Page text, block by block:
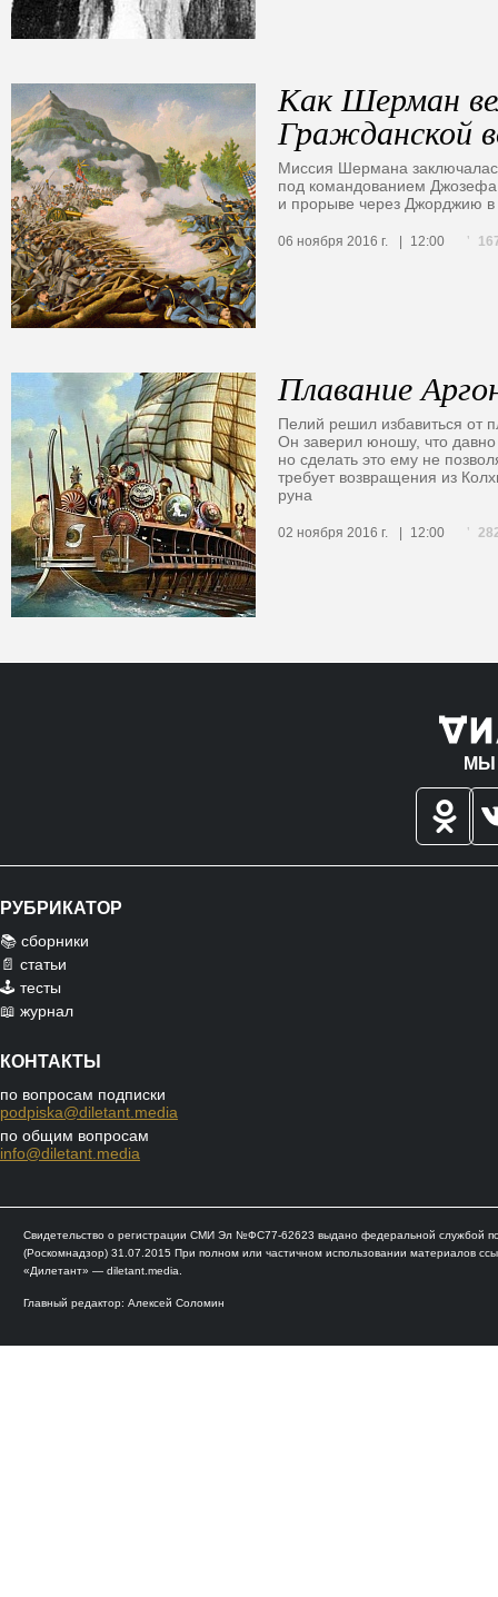
Как Шерман
Гражданской
Миссия Шермана
под командованием Джозефа
и прорыве через Джорджию
06 ноября 2016 г. 12:00
Плавание
Пелий решил избавиться от
Он заверил юношу, что
но сделать это ему не
требует возвращения из
руна
02 ноября 2016 г. 12:00
МЫ
РУБРИКАТОР
📚 сборники
📄 статьи
🕹️ тесты
📖 журнал
КОНТАКТЫ
по вопросам подписки
podpiska@diletant.media
по общим вопросам
info@diletant.media
Свидетельство о регистрации СМИ Эл №ФС77-62623 выдано федеральной службой
(Роскомнадзор) 31.07.2015 При полном или частичном использовании материалов
«Дилетант» — diletant.media.
Главный редактор: Алексей Соломин